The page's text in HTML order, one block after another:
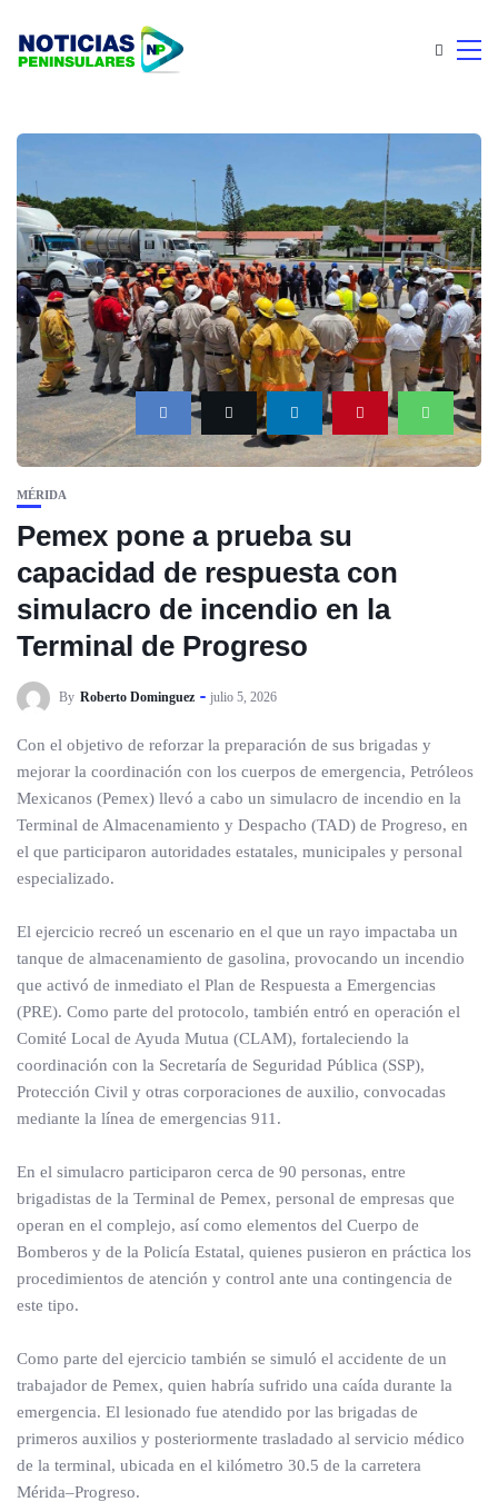
MÉRIDA
Pemex pone a prueba su
capacidad de respuesta con
simulacro de incendio en la
Terminal de Progreso
By Roberto Dominguez julio 5, 2026
Con el objetivo de reforzar la preparación de sus brigadas y
mejorar la coordinación con los cuerpos de emergencia, Petróleos
Mexicanos (Pemex) llevó a cabo un simulacro de incendio en la
Terminal de Almacenamiento y Despacho (TAD) de Progreso, en
el que participaron autoridades estatales, municipales y personal
especializado.
El ejercicio recreó un escenario en el que un rayo impactaba un
tanque de almacenamiento de gasolina, provocando un incendio
que activó de inmediato el Plan de Respuesta a Emergencias
(PRE). Como parte del protocolo, también entró en operación el
Comité Local de Ayuda Mutua (CLAM), fortaleciendo la
coordinación con la Secretaría de Seguridad Pública (SSP),
Protección Civil y otras corporaciones de auxilio, convocadas
mediante la línea de emergencias 911.
En el simulacro participaron cerca de 90 personas, entre
brigadistas de la Terminal de Pemex, personal de empresas que
operan en el complejo, así como elementos del Cuerpo de
Bomberos y de la Policía Estatal, quienes pusieron en práctica los
procedimientos de atención y control ante una contingencia de
este tipo.
Como parte del ejercicio también se simuló el accidente de un
trabajador de Pemex, quien habría sufrido una caída durante la
emergencia. El lesionado fue atendido por las brigadas de
primeros auxilios y posteriormente trasladado al servicio médico
de la terminal, ubicada en el kilómetro 30.5 de la carretera
Mérida–Progreso.